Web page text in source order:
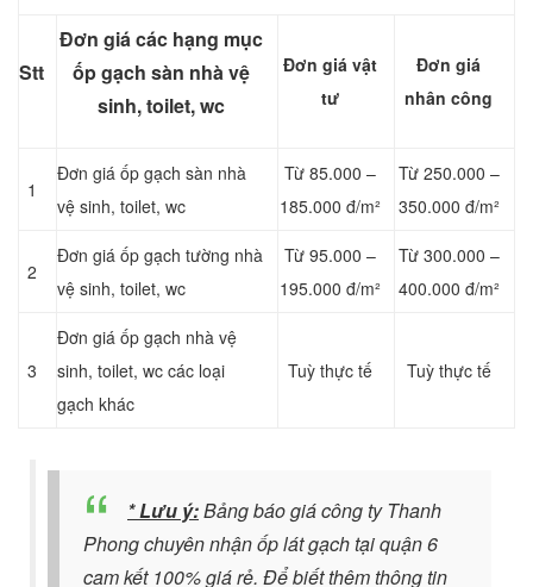
Stt
Đơn giá các hạng mục
ốp gạch sàn nhà vệ
sinh, toilet, wc
Đơn giá vật
tư
Đơn giá
nhân công
1
Đơn giá ốp gạch sàn nhà
vệ sinh, toilet, wc
Từ 85.000 –
185.000 đ/m²
Từ 250.000 –
350.000 đ/m²
2
Đơn giá ốp gạch tường nhà
vệ sinh, toilet, wc
Từ 95.000 –
195.000 đ/m²
Từ 300.000 –
400.000 đ/m²
3
Đơn giá ốp gạch nhà vệ
sinh, toilet, wc các loại
gạch khác
Tuỳ thực tế Tuỳ thực tế
* Lưu ý:Bảng báo giá công ty Thanh
Phong chuyên nhận ốp lát gạch tại quận 6
cam kết 100% giá rẻ. Để biết thêm thông tin